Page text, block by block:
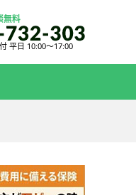
無料
平日 10:00～17:00